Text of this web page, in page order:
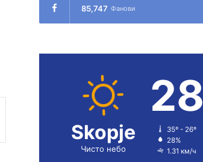
85,747 Фанови
Skopje
Чисто небо
28
35º - 26º
28%
1.31 км/ч